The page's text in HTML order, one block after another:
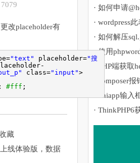
改placeholder有
"text" placeholder="搜
class="input">
:#fff ;
藏
线体验版，数据
· 如何申请
· 如何解压
· 使用
· PHP端获取
· uniapp输
· ThinkPHP6